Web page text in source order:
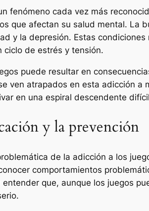
fenómeno cada vez más
que afectan su salud mental. La
y la depresión. Estas
ciclo de estrés y tensión.
puede resultar en
ven atrapados en esta adicción
en una espiral descendente
y la prevención
de la adicción a los
comportamientos
que, aunque los juegos